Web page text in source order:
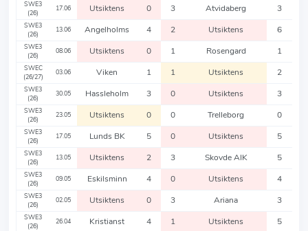
SWE3
(26)
17.06 Utsiktens 0 3 Atvidaberg 3
SWE3
(26)
13.06 Angelholms 4 2 Utsiktens 6
SWE3
(26)
08.06 Utsiktens 0 1 Rosengard 1
SWEC
(26/27)
03.06 Viken 1 1 Utsiktens 2
SWE3
(26)
30.05 Hassleholm 3 0 Utsiktens 3
SWE3
(26)
23.05 Utsiktens 0 0 Trelleborg 0
SWE3
(26)
17.05 Lunds BK 5 0 Utsiktens 5
SWE3
(26)
13.05 Utsiktens 2 3 Skovde AIK 5
SWE3
(26)
09.05 Eskilsminn 4 0 Utsiktens 4
SWE3
(26)
02.05 Utsiktens 0 3 Ariana 3
SWE3
(26)
26.04 Kristianst 4 1 Utsiktens 5